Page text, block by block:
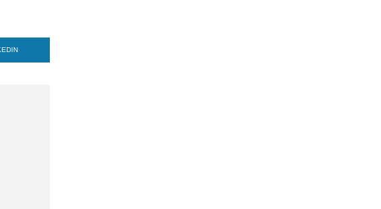
vời, ta phải đánh
nghề của doanh
cơ hội đầu tư quý